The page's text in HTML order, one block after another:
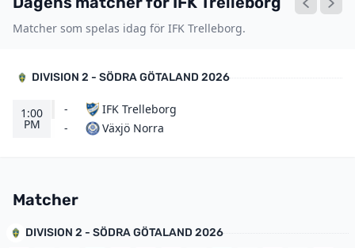
Matcher som spelas idag för IFK Trelleborg.
DIVISION 2 - SÖDRA GÖTALAND 2026
1:00
PM
-
-
IFK Trelleborg
Växjö Norra
Matcher
DIVISION 2 - SÖDRA GÖTALAND 2026